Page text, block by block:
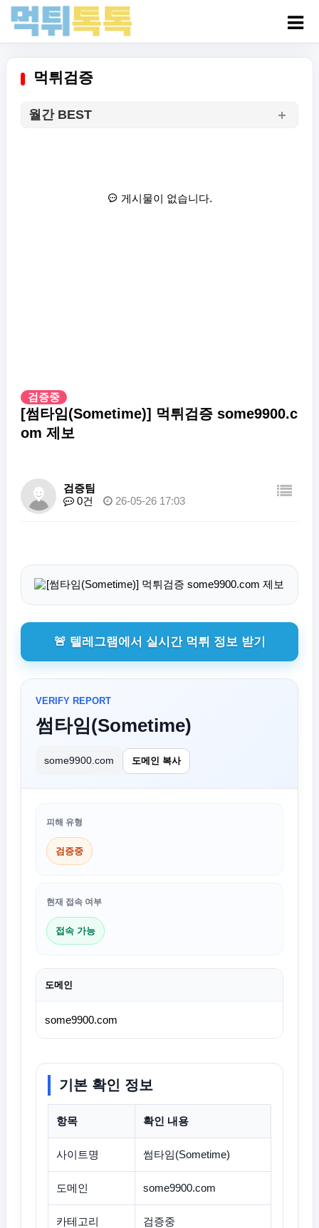
먹튀검증
월간 BEST
게시물이 없습니다.
검증중
[썸타임(Sometime)] 먹튀검증 some9900.c
om 제보
검증팀
0건
26-05-26 17:03
🚨 텔레그램에서 실시간 먹튀 정보 받기
VERIFY REPORT
썸타임(Sometime)
some9900.com 도메인 복사
피해 유형
검증중
현재 접속 여부
접속 가능
도메인
some9900.com
기본 확인 정보
항목 확인 내용
사이트명 썸타임(Sometime)
도메인 some9900.com
카테고리 검증중